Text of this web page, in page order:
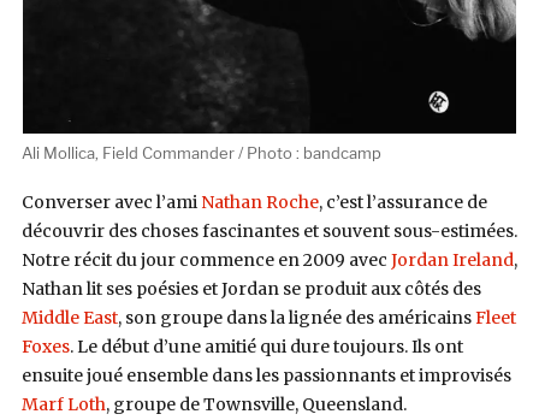
Ali Mollica, Field Commander / Photo : bandcamp
Converser avec l’ami Nathan Roche, c’est l’assurance de
découvrir des choses fascinantes et souvent sous-estimées.
Notre récit du jour commence en 2009 avec Jordan Ireland,
Nathan lit ses poésies et Jordan se produit aux côtés des
Middle East, son groupe dans la lignée des américainsFleet
Foxes. Le début d’une amitié qui dure toujours. Ils ont
ensuite joué ensemble dans les passionnants et improvisés
Marf Loth, groupe de Townsville, Queensland.